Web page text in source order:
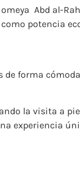
Abd al-
potencia
forma
la visita a
experiencia